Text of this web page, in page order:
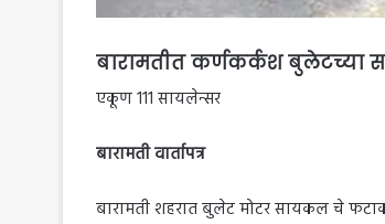
बारामतीत कर्णकर्कश बुलेटच्या
एकूण 111 सायलेन्सर
बारामती वार्तापत्र
बारामती शहरात बुलेट मोटर सायकल चे